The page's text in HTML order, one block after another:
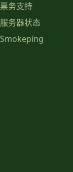
票务支持
服务器状态
Smokeping